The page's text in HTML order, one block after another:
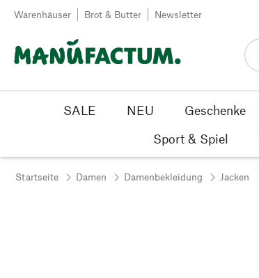
Zum Inhalt springen
Warenhäuser Brot & Butter Newsletter
SALE NEU Geschenke
Sport & Spiel
Startseite Damen Damenbekleidung Jacken